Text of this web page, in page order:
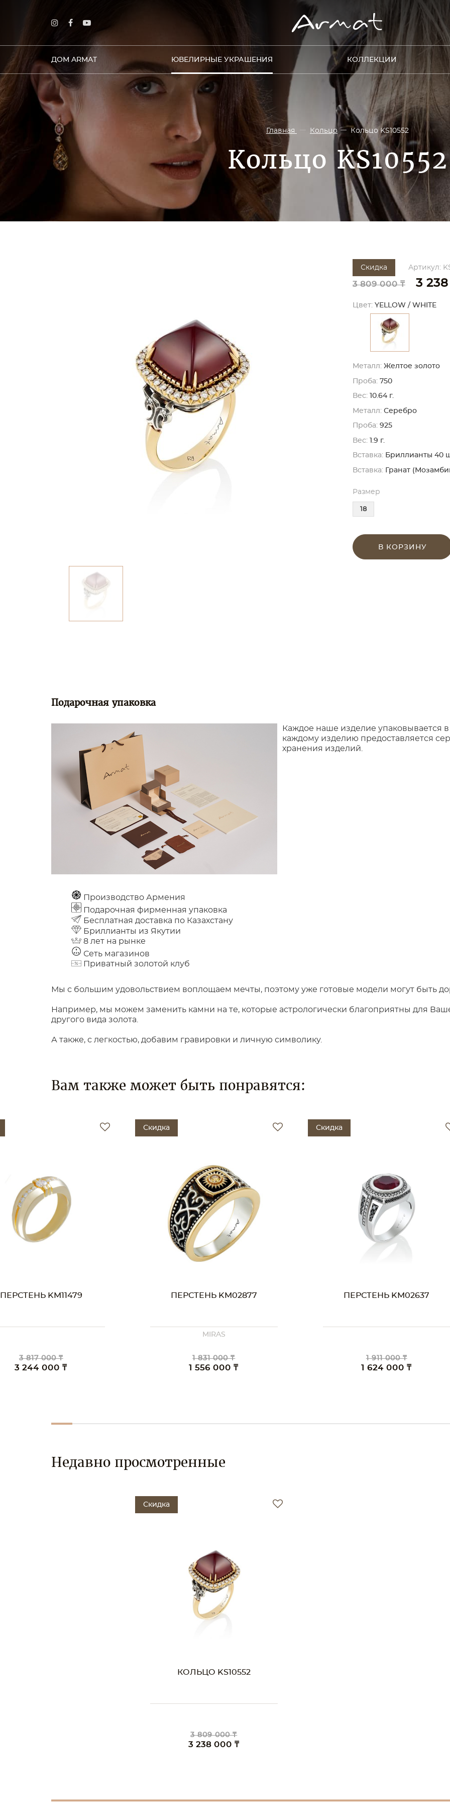
ДОМ ARMAT ЮВЕЛИРНЫЕ УКРАШЕНИЯ КОЛЛЕКЦИИ
Главная Кольцо Кольцо KS10552
Кольцо KS10552
Скидка Артикул:
3 809 000 ₸ 3
Цвет: YELLOW / WHITE
Металл: Желтое золото
Проба: 750
Вес: 10.64 г.
Металл: Серебро
Проба: 925
Вес: 1.9 г.
Вставка: Бриллианты 40
Вставка: Гранат
Размер
18
В КОРЗИНУ
Подарочная упаковка
Каждое наше изделие упаковывается
каждому изделию предоставляется
хранения изделий.
Производство Армения
Подарочная фирменная упаковка
Бесплатная доставка по Казахстану
Бриллианты из Якутии
8 лет на рынке
Сеть магазинов
Приватный золотой клуб
Мы с большим удовольствием воплощаем мечты, поэтому уже готовые модели могут быть
Например, мы можем заменить камни на те, которые астрологически благоприятны для
другого вида золота.
А также, с легкостью, добавим гравировки и личную символику.
Вам также может быть понравятся:
KM02877
1 831 000 ₸
1 556 000 ₸
Скидка
ПЕРСТЕНЬ KM02637
1 911 000 ₸
1 624 000 ₸
Скидка
ПЕРСТЕНЬ KM02244
5 081 000 ₸
4 319 000 ₸
Недавно просмотренные
Скидка
КОЛЬЦО KS10552
3 809 000 ₸
3 238 000 ₸